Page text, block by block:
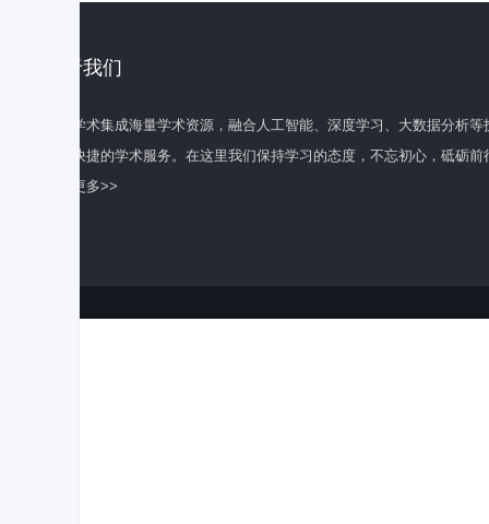
关于我们
百度学术集成海量学术资源，融合人工智能、深度学习、大数据分析
全面快捷的学术服务。在这里我们保持学习的态度，不忘初心，砥砺前
了解更多>>